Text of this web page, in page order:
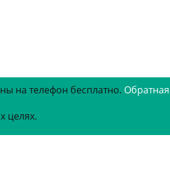
на телефон бесплатно.
целях.